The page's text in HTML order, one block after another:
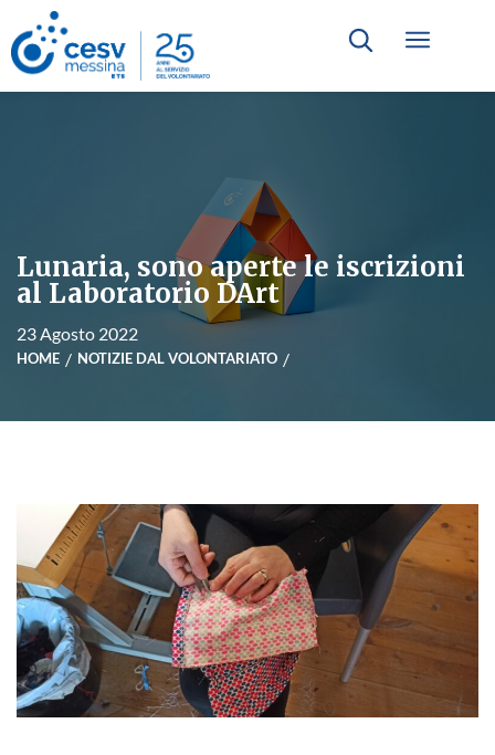
Lunaria, sono aperte le iscrizioni
al Laboratorio DArt
23 Agosto 2022
HOME NOTIZIE DAL VOLONTARIATO